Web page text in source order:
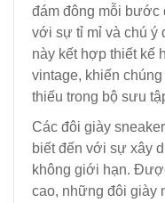
đám đông mỗi
với sự tỉ mỉ và chú ý
này kết hợp thiết kế
vintage, khiến
thiếu trong bộ sưu
Các đôi giày
biết đến với sự xây
không giới hạn.
cao, những đôi giày